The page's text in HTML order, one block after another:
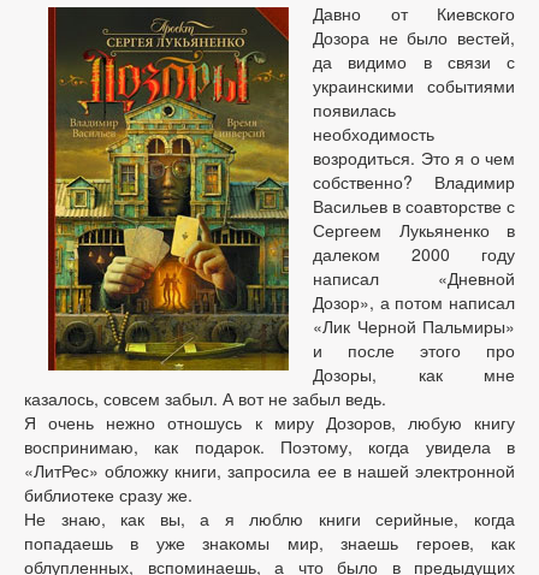
Давно от Киевского
Дозора не было вестей,
да видимо в связи с
украинскими событиями
появилась
необходимость
возродиться. Это я о чем
собственно? Владимир
Васильев в соавторстве с
Сергеем Лукьяненко в
далеком 2000 году
написал «Дневной
Дозор», а потом написал
«Лик Черной Пальмиры»
и после этого про
Дозоры, как мне
казалось, совсем забыл. А вот не забыл ведь.
Я очень нежно отношусь к миру Дозоров, любую книгу
воспринимаю, как подарок. Поэтому, когда увидела в
«ЛитРес» обложку книги, запросила ее в нашей электронной
библиотеке сразу же.
Не знаю, как вы, а я люблю книги серийные, когда
попадаешь в уже знакомы мир, знаешь героев, как
облупленных, вспоминаешь, а что было в предыдущих